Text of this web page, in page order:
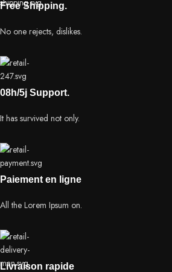
Free Shipping.
No one rejects, dislikes.
08h/5j Support.
It has survived not only.
Paiement en ligne
All the Lorem Ipsum on.
Livraison rapide